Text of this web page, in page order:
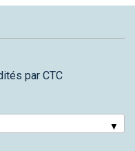
par CTC